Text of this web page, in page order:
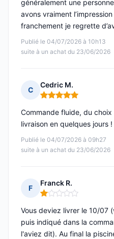
Publié le 04/07/2026 à 10h13
suite à un achat du 23/06/2026
généralement une
avons vraiment
franchement je regrette
C
Cedric M.
Note : 5 sur 5
Publié le 04/07/2026 à 09h27
suite à un achat du 23/06/2026
Commande fluide, du
livraison en quelques jours
F
Franck R.
Note : 1 sur 5
Vous deviez livrer le 10/07
puis indiqué dans la
l'aviez dit). Au final la